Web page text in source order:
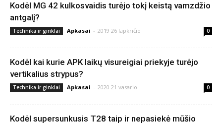
Kodėl MG 42 kulkosvaidis turėjo tokį keistą vamzdžio
antgalį?
Technika ir ginklai Apkasai - 2019 26 lapkričio 0
Kodėl kai kurie APK laikų visureigiai priekyje turėjo
vertikalius strypus?
Technika ir ginklai Apkasai - 2020 21 vasario 0
Kodėl supersunkusis T28 taip ir nepasiekė mūšio